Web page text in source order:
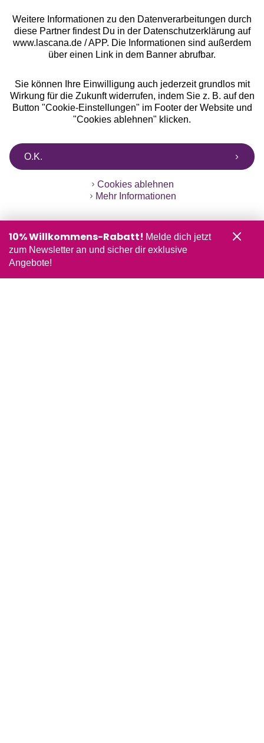
Weitere Informationen zu den Datenverarbeitungen durch
diese Partner findest Du in der Datenschutzerklärung auf
www.lascana.de / APP. Die Informationen sind außerdem
über einen Link in dem Banner abrufbar.
Sie können Ihre Einwilligung auch jederzeit grundlos mit
Wirkung für die Zukunft widerrufen, indem Sie z. B. auf den
Button "Cookie-Einstellungen" im Footer der Website und
"Cookies ablehnen" klicken.
O.K.
Cookies ablehnen
Mehr Informationen
10% Willkommens-Rabatt! Melde dich jetzt
zum Newsletter an und sicher dir exklusive
Angebote!